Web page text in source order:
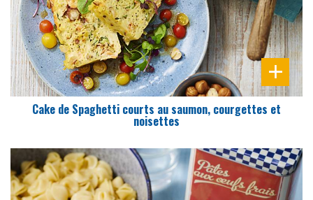
Cake de Spaghetti courts au saumon, courgettes et
noisettes